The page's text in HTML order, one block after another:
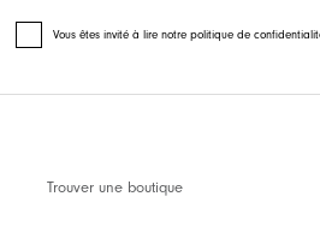
Vous êtes invité à lire notre politique de
Trouver une boutique